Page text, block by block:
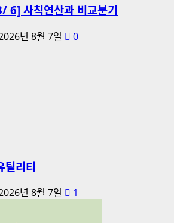
6] 사칙연산과 비교분기
년 8월 7일 0
틸리티
년 8월 7일 1